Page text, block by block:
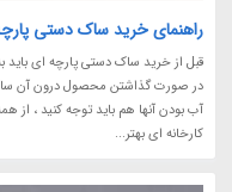
راهنمای خرید ساک دستی
قبل از خرید ساک دستی پارچه ای باید
در صورت گذاشتن محصول درون آن ساک
آب بودن آنها هم باید توجه کنید ،
کارخانه ای بهتر...